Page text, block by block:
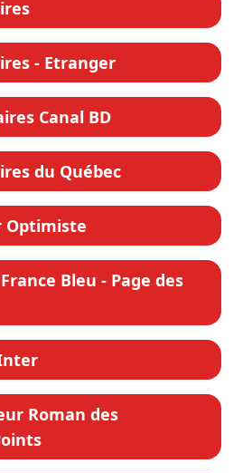
- Etranger
Canal BD
du Québec
Optimiste
Bleu - Page des
Roman des